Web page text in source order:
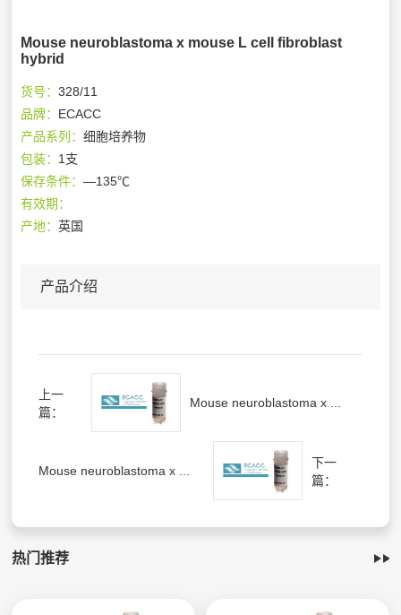
Mouse neuroblastoma x mouse L cell fibroblast
hybrid
货号：328/11
品牌： ECACC
产品系列：细胞培养物
包装： 1支
保存条件：—135℃
有效期：
产地：英国
产品介绍
上一
篇：
Mouse neuroblastoma x ...
Mouse neuroblastoma x ...
下一
篇：
热门推荐